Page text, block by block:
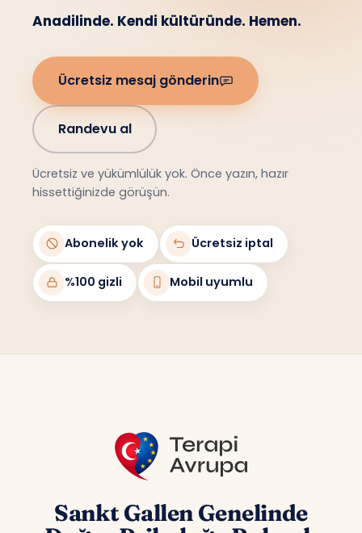
Anadilinde. Kendi kültüründe. Hemen.
Ücretsiz mesaj gönderin
Randevu al
Ücretsiz ve yükümlülük yok. Önce yazın, hazır
hissettiğinizde görüşün.
Abonelik yok Ücretsiz iptal
%100 gizli Mobil uyumlu
Sankt Gallen Genelinde